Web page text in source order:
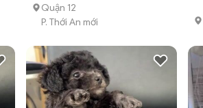
Quận 12
P. Thới An mới